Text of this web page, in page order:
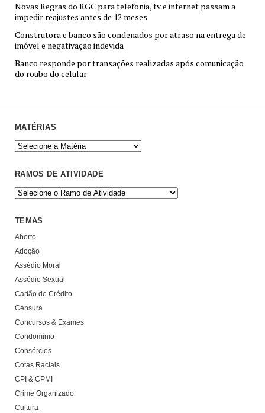
Novas Regras do RGC para telefonia, tv e internet passam a
impedir reajustes antes de 12 meses
Construtora e banco são condenados por atraso na entrega de
imóvel e negativação indevida
Banco responde por transações realizadas após comunicação
do roubo do celular
MATÉRIAS
RAMOS DE ATIVIDADE
TEMAS
Aborto
Adoção
Assédio Moral
Assédio Sexual
Cartão de Crédito
Censura
Concursos & Exames
Condomínio
Consórcios
Cotas Raciais
CPI & CPMI
Crime Organizado
Cultura